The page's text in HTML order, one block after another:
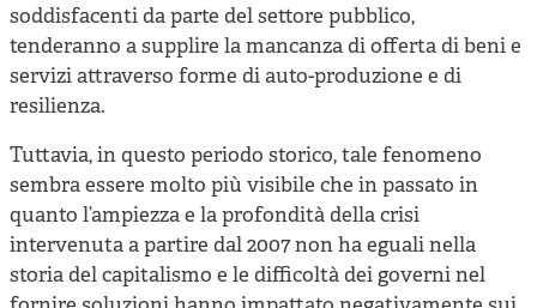
soddisfacenti da parte del settore pubblico,
tenderanno a supplire la mancanza di offerta di beni e
servizi attraverso forme di auto-produzione e di
resilienza.
Tuttavia, in questo periodo storico, tale fenomeno
sembra essere molto più visibile che in passato in
quanto l’ampiezza e la profondità della crisi
intervenuta a partire dal 2007 non ha eguali nella
storia del capitalismo e le difficoltà dei governi nel